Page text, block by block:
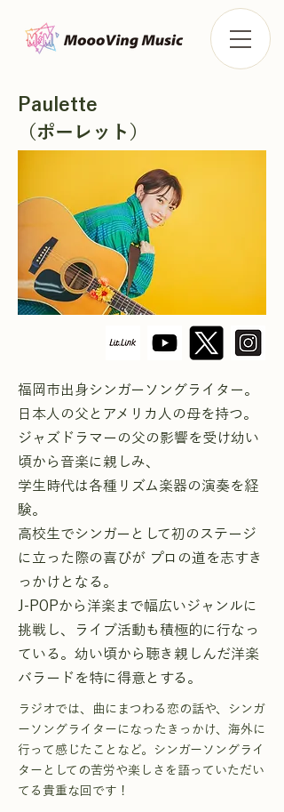
福岡市出身シンガーソングライター。
日本人の父とアメリカ人の母を持つ。
ジャズドラマーの父の影響を受け幼い
頃から音楽に親しみ、
学生時代は各種リズム楽器の演奏を経
験。
高校生でシンガーとして初のステージ
に立った際の喜びが プロの道を志すき
っかけとなる。
J-POPから洋楽まで幅広いジャンルに
挑戦し、ライブ活動も積極的に行なっ
ている。幼い頃から聴き親しんだ洋楽
バラードを特に得意とする。
ラジオでは、曲にまつわる恋の話や、シンガ
ーソングライターになったきっかけ、海外に
行って感じたことなど。シンガーソングライ
ターとしての苦労や楽しさを語っていただい
てる貴重な回です！
Paulette
（ポーレット）